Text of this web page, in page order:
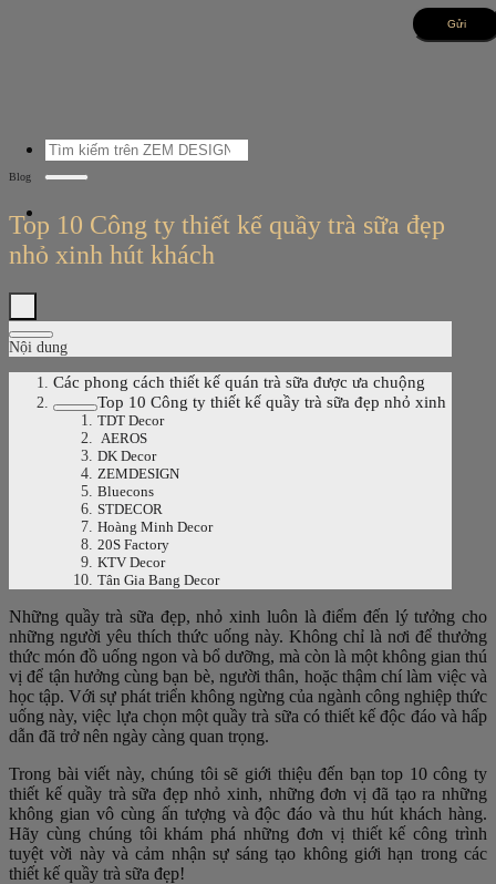
Tìm
kiếm:
Blog
Top 10 Công ty thiết kế quầy trà sữa đẹp
nhỏ xinh hút khách
Nội dung
Các phong cách thiết kế quán trà sữa được ưa chuộng
Top 10 Công ty thiết kế quầy trà sữa đẹp nhỏ xinh
TDT Decor
AEROS
DK Decor
ZEMDESIGN
Bluecons
STDECOR
Hoàng Minh Decor
20S Factory
KTV Decor
Tân Gia Bang Decor
Những quầy trà sữa đẹp, nhỏ xinh luôn là điểm đến lý tưởng cho
những người yêu thích thức uống này. Không chỉ là nơi để thưởng
thức món đồ uống ngon và bổ dưỡng, mà còn là một không gian thú
vị để tận hưởng cùng bạn bè, người thân, hoặc thậm chí làm việc và
học tập. Với sự phát triển không ngừng của ngành công nghiệp thức
uống này, việc lựa chọn một quầy trà sữa có thiết kế độc đáo và hấp
dẫn đã trở nên ngày càng quan trọng.
Trong bài viết này, chúng tôi sẽ giới thiệu đến bạn top 10 công ty
thiết kế quầy trà sữa đẹp nhỏ xinh, những đơn vị đã tạo ra những
không gian vô cùng ấn tượng và độc đáo và thu hút khách hàng.
Hãy cùng chúng tôi khám phá những đơn vị thiết kế công trình
tuyệt vời này và cảm nhận sự sáng tạo không giới hạn trong các
thiết kế quầy trà sữa đẹp!